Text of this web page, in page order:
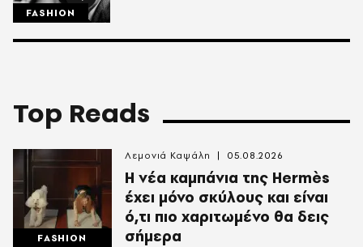
FASHION
Top Reads
FASHION
Η νέα καμπάνια της Hermès
έχει μόνο σκύλους και είναι
ό,τι πιο χαριτωμένο θα δεις
σήμερα
Λεμονιά Καψάλη 05.08.2026